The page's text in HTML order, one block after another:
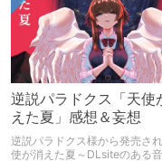
逆説パラドクス「天使
えた夏」感想＆妄想
逆説パラドクス様から発売さ
使が消えた夏～DLsiteのある